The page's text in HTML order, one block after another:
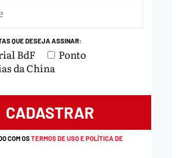
QUE DESEJA ASSINAR:
BdF
Ponto
da China
COM OSTERMOS DE USO E POLÍTICA DE